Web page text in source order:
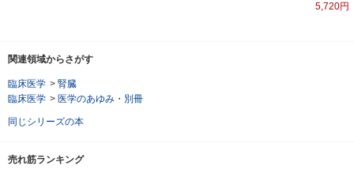
5,720円
関連領域からさがす
臨床医学 > 腎臓
臨床医学 > 医学のあゆみ・別冊
同じシリーズの本
売れ筋ランキング